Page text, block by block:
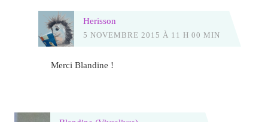
Herisson
5 NOVEMBRE 2015 À 11 H 00 MIN
Merci Blandine !